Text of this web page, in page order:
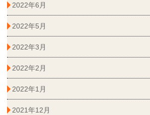
2022年6月
2022年5月
2022年3月
2022年2月
2022年1月
2021年12月